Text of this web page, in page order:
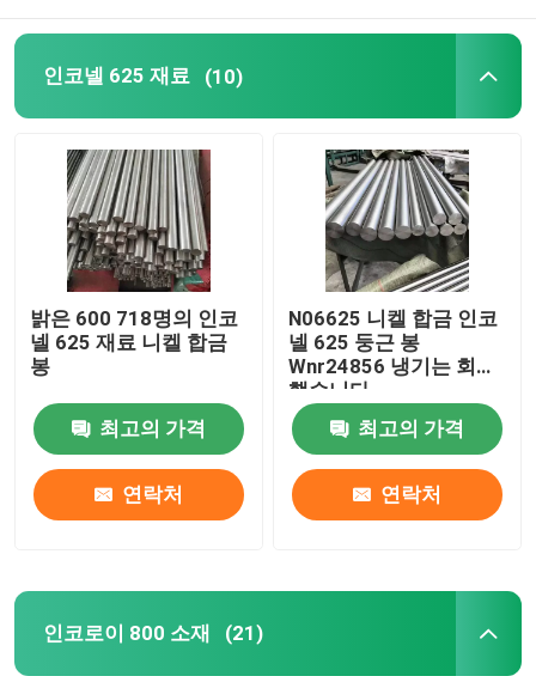
헤비 듀티 스트랩 힌지
화물 트레일러 도어 래치
인코넬 625 재료 (10)
밝은 600 718명의 인코
넬 625 재료 니켈 합금
봉
최고의 가격
연락처
N06625 니켈 합금 인코
넬 625 둥근 봉
Wnr24856 냉기는 회전
했습니다
최고의 가격
연락처
인코로이 800 소재 (21)